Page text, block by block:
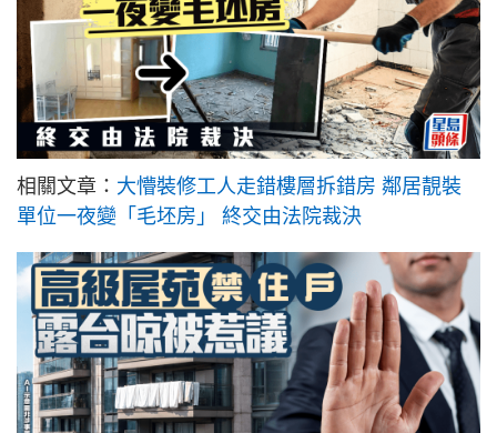
相關文章： 大懵裝修工人走錯樓層拆錯房 鄰居靚裝
單位一夜變「毛坯房」 終交由法院裁決